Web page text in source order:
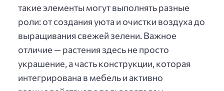
такие элементы могут выполнять разные
роли: от создания уюта и очистки воздуха до
выращивания свежей зелени. Важное
отличие — растения здесь не просто
украшение, а часть конструкции, которая
интегрирована в мебель и активно